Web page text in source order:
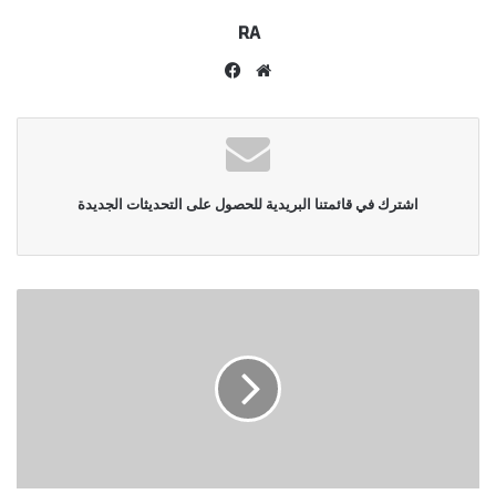
RA
موقع
اشترك في قائمتنا البريدية للحصول على التحديثات الجديدة